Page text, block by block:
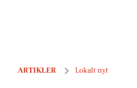
ARTIKLER Lokalt nyt
Hemmet indfører som de